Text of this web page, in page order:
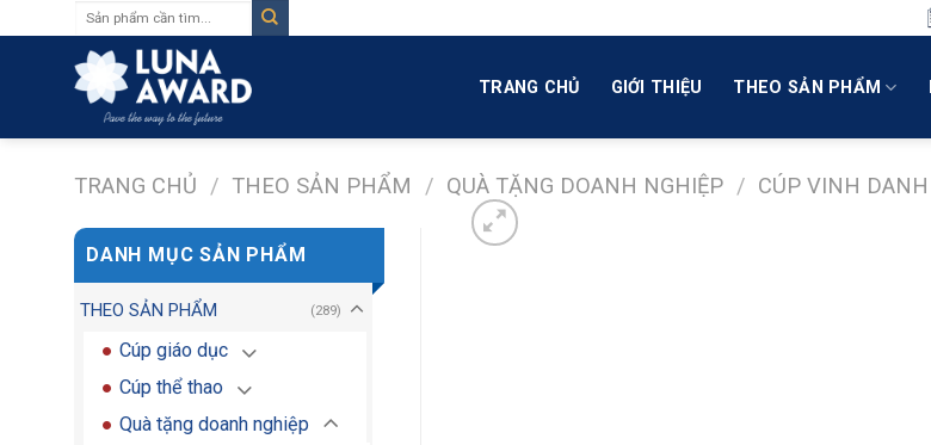
to
TRANG CHỦ GIỚI THIỆU THEO SẢN PHẨM
TRANG CHỦ / THEO SẢN PHẨM / QUÀ TẶNG DOANH NGHIỆP / CÚP VINH DANH
DANH MỤC SẢN PHẨM
THEO SẢN PHẨM (289)
Cúp giáo dục
Cúp thể thao
Quà tặng doanh nghiệp